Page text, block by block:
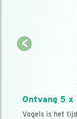
Ontvang 5 x
Vogels is het